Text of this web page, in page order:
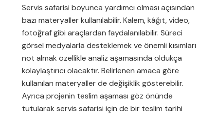
Servis safarisi boyunca yardımcı olması açısından
bazı materyaller kullanılabilir. Kalem, kâğıt, video,
fotoğraf gibi araçlardan faydalanılabilir. Süreci
görsel medyalarla desteklemek ve önemli kısımları
not almak özellikle analiz aşamasında oldukça
kolaylaştırıcı olacaktır. Belirlenen amaca göre
kullanılan materyaller de değişiklik gösterebilir.
Ayrıca projenin teslim aşaması göz önünde
tutularak servis safarisi için de bir teslim tarihi